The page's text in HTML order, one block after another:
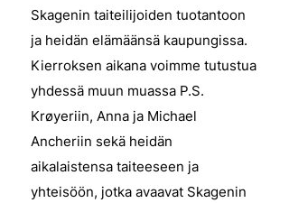
Skagenin taiteilijoiden tuotantoon
ja heidän elämäänsä kaupungissa.
Kierroksen aikana voimme tutustua
yhdessä muun muassa P.S.
Krøyeriin, Anna ja Michael
Ancheriin sekä heidän
aikalaistensa taiteeseen ja
yhteisöön, jotka avaavat Skagenin